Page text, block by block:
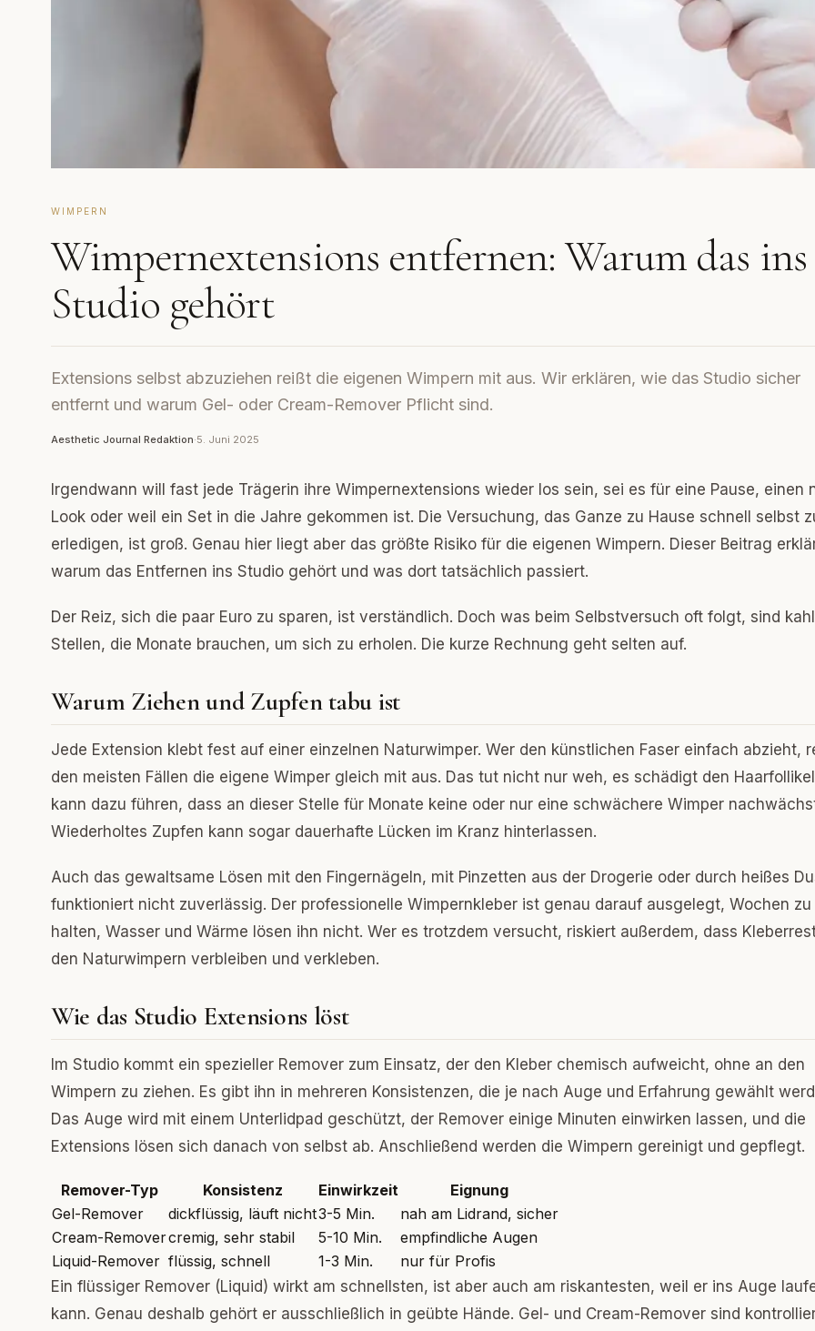
WIMPERN
Wimpernextensions entfernen: Warum das ins
Studio gehört
Extensions selbst abzuziehen reißt die eigenen Wimpern mit aus. Wir erklären, wie das Studio sicher
entfernt und warum Gel- oder Cream-Remover Pflicht sind.
Aesthetic Journal Redaktion·5. Juni 2025
Irgendwann will fast jede Trägerin ihre Wimpernextensions wieder los sein, sei es für eine Pause, einen
Look oder weil ein Set in die Jahre gekommen ist. Die Versuchung, das Ganze zu Hause schnell selbst
erledigen, ist groß. Genau hier liegt aber das größte Risiko für die eigenen Wimpern. Dieser Beitrag
warum das Entfernen ins Studio gehört und was dort tatsächlich passiert.
Der Reiz, sich die paar Euro zu sparen, ist verständlich. Doch was beim Selbstversuch oft folgt, sind
Stellen, die Monate brauchen, um sich zu erholen. Die kurze Rechnung geht selten auf.
Warum Ziehen und Zupfen tabu ist
Jede Extension klebt fest auf einer einzelnen Naturwimper. Wer den künstlichen Faser einfach abzieht,
den meisten Fällen die eigene Wimper gleich mit aus. Das tut nicht nur weh, es schädigt den
kann dazu führen, dass an dieser Stelle für Monate keine oder nur eine schwächere Wimper
Wiederholtes Zupfen kann sogar dauerhafte Lücken im Kranz hinterlassen.
Auch das gewaltsame Lösen mit den Fingernägeln, mit Pinzetten aus der Drogerie oder durch heißes
funktioniert nicht zuverlässig. Der professionelle Wimpernkleber ist genau darauf ausgelegt, Wochen zu
halten, Wasser und Wärme lösen ihn nicht. Wer es trotzdem versucht, riskiert außerdem, dass
den Naturwimpern verbleiben und verkleben.
Wie das Studio Extensions löst
Im Studio kommt ein spezieller Remover zum Einsatz, der den Kleber chemisch aufweicht, ohne an den
Wimpern zu ziehen. Es gibt ihn in mehreren Konsistenzen, die je nach Auge und Erfahrung gewählt
Das Auge wird mit einem Unterlidpad geschützt, der Remover einige Minuten einwirken lassen, und die
Extensions lösen sich danach von selbst ab. Anschließend werden die Wimpern gereinigt und gepflegt.
Remover-Typ Konsistenz Einwirkzeit
Eignung
Gel-Remover
dickflüssig, läuft nicht3-5 Min.
nah am Lidrand, sicher
Cream-Removercremig, sehr stabil 5-10 Min.
empfindliche Augen
Liquid-Remover flüssig, schnell 1-3 Min.
nur für Profis
Ein flüssiger Remover (Liquid) wirkt am schnellsten, ist aber auch am riskantesten, weil er ins Auge
kann. Genau deshalb gehört er ausschließlich in geübte Hände. Gel- und Cream-Remover sind